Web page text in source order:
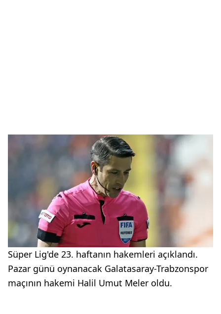
Süper Lig'de 23. haftanın hakemleri açıklandı.
Pazar günü oynanacak Galatasaray-Trabzonspor
maçının hakemi Halil Umut Meler oldu.